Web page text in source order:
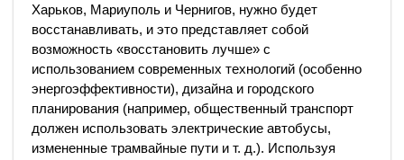
Харьков, Мариуполь и Чернигов, нужно будет
восстанавливать, и это представляет собой
возможность «восстановить лучше» с
использованием современных технологий (особенно
энергоэффективности), дизайна и городского
планирования (например, общественный транспорт
должен использовать электрические автобусы,
измененные трамвайные пути и т. д.). Используя